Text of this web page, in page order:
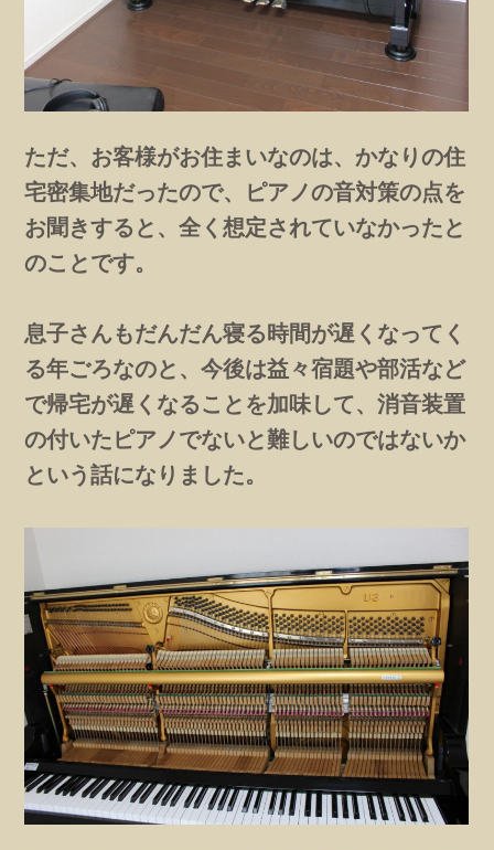
ただ、お客様がお住まいなのは、かなりの住
宅密集地だったので、ピアノの音対策の点を
お聞きすると、全く想定されていなかったと
のことです。
息子さんもだんだん寝る時間が遅くなってく
る年ごろなのと、今後は益々宿題や部活など
で帰宅が遅くなることを加味して、消音装置
の付いたピアノでないと難しいのではないか
という話になりました。